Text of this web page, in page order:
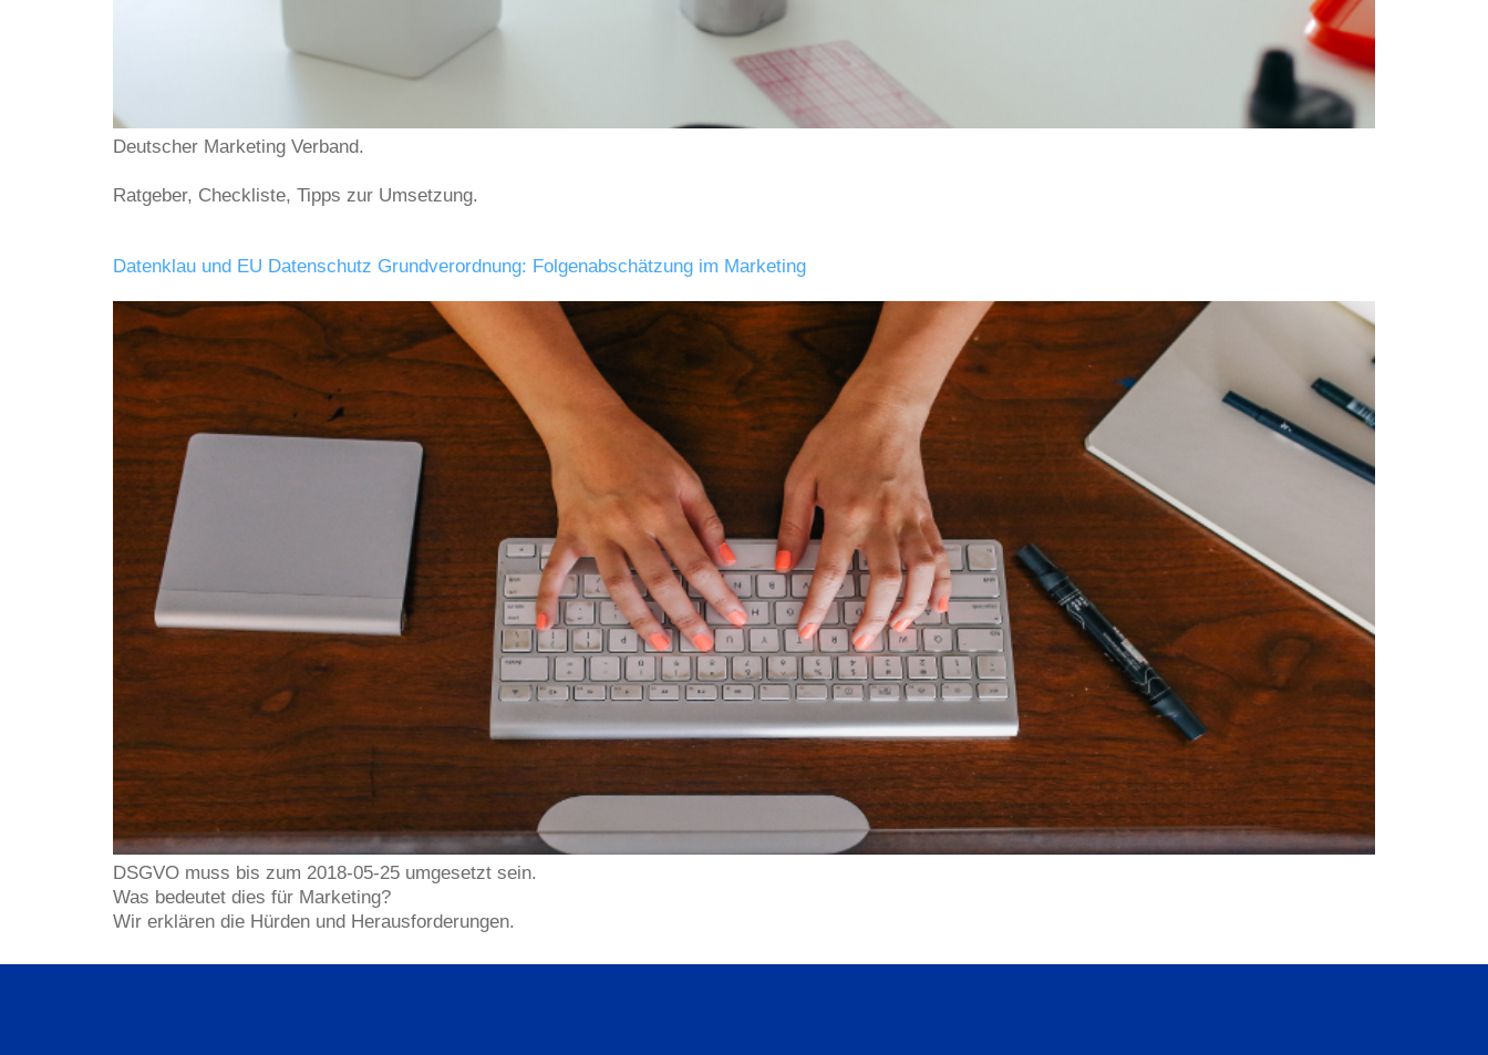
Deutscher Marketing Verband.
Ratgeber, Checkliste, Tipps zur Umsetzung.
Datenklau und EU Datenschutz Grundverordnung: Folgenabschätzung im Marketing
DSGVO muss bis zum 2018-05-25 umgesetzt sein.
Was bedeutet dies für Marketing?
Wir erklären die Hürden und Herausforderungen.